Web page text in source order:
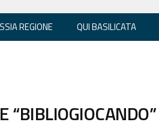
REGIONE QUI BASILICATA
“BIBLIOGIOCANDO”